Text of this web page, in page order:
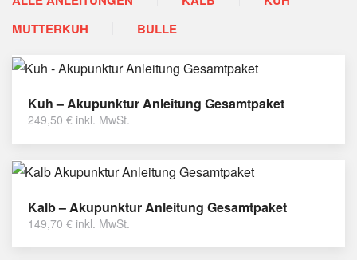
MUTTERKUH
BULLE
Kuh – Akupunktur Anleitung Gesamtpaket
249,50 € inkl. MwSt.
Kalb – Akupunktur Anleitung Gesamtpaket
149,70 € inkl. MwSt.